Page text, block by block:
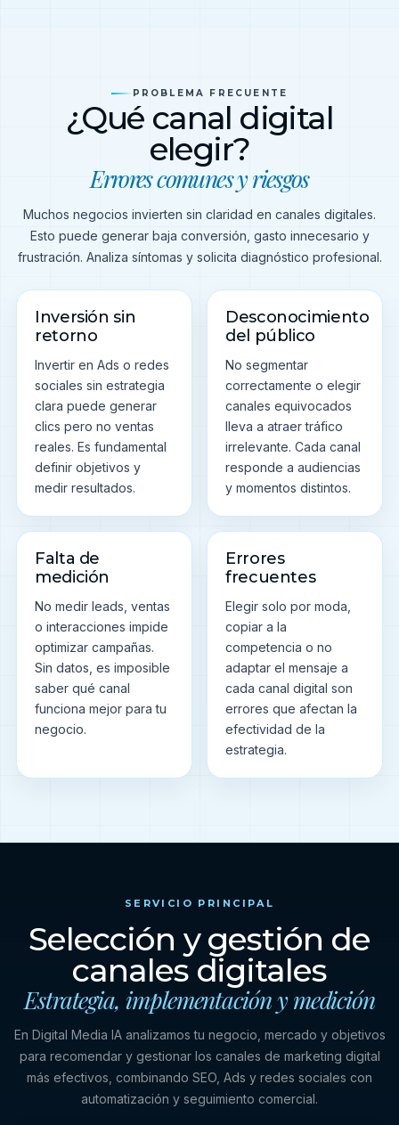
PROBLEMA FRECUENTE
¿Qué canal digital
elegir?
Errores comunes y riesgos
Muchos negocios invierten sin claridad en canales digitales.
Esto puede generar baja conversión, gasto innecesario y
frustración. Analiza síntomas y solicita diagnóstico profesional.
Inversión sin
retorno
Invertir en Ads o redes
sociales sin estrategia
clara puede generar
clics pero no ventas
reales. Es fundamental
definir objetivos y
medir resultados.
Desconocimiento
del público
No segmentar
correctamente o elegir
canales equivocados
lleva a atraer tráfico
irrelevante. Cada canal
responde a audiencias
y momentos distintos.
Falta de
medición
No medir leads, ventas
o interacciones impide
optimizar campañas.
Sin datos, es imposible
saber qué canal
funciona mejor para tu
negocio.
Errores
frecuentes
Elegir solo por moda,
copiar a la
competencia o no
adaptar el mensaje a
cada canal digital son
errores que afectan la
efectividad de la
estrategia.
SERVICIO PRINCIPAL
Selección y gestión de
canales digitales
Estrategia, implementación y medición
En Digital Media IA analizamos tu negocio, mercado y objetivos
para recomendar y gestionar los canales de marketing digital
más efectivos, combinando SEO, Ads y redes sociales con
automatización y seguimiento comercial.